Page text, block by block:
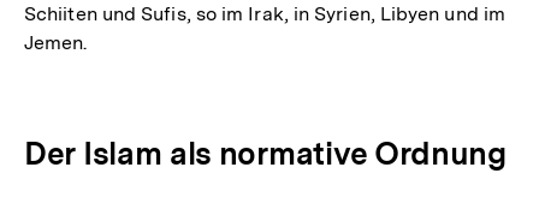
Schiiten und Sufis, so im Irak, in Syrien, Libyen und im
Jemen.
Der Islam als normative Ordnung